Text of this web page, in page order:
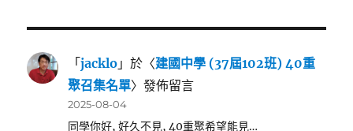
「jacklo 」於〈建國中學 (37屆102班) 40重
聚召集名單〉發佈留言
2025-08-04
同學你好, 好久不見, 40重聚希望能見…